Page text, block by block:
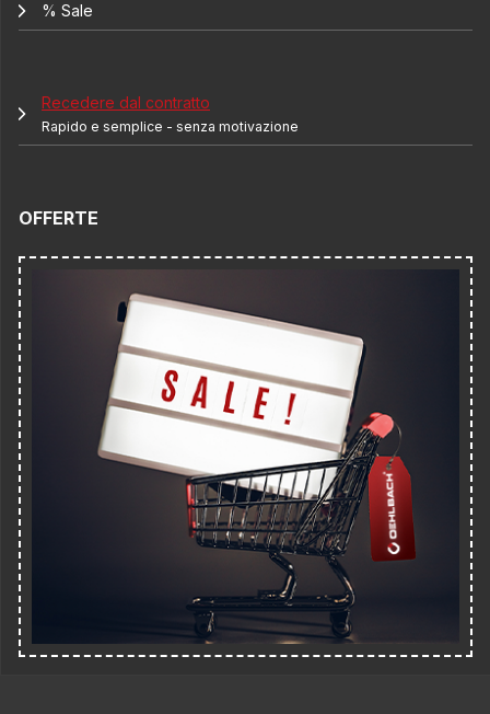
% Sale
Recedere dal contratto
Rapido e semplice - senza motivazione
OFFERTE